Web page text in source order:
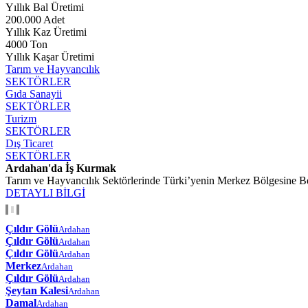
Yıllık Bal Üretimi
200.000 Adet
Yıllık Kaz Üretimi
4000 Ton
Yıllık Kaşar Üretimi
Tarım ve Hayvancılık
SEKTÖRLER
Gıda Sanayii
SEKTÖRLER
Turizm
SEKTÖRLER
Dış Ticaret
SEKTÖRLER
Ardahan'da İş Kurmak
Tarım ve Hayvancılık Sektörlerinde Türki’yenin Merkez Bölgesine
DETAYLI BİLGİ
Çıldır GölüArdahan
Çıldır GölüArdahan
Çıldır GölüArdahan
MerkezArdahan
Çıldır GölüArdahan
Şeytan KalesiArdahan
DamalArdahan